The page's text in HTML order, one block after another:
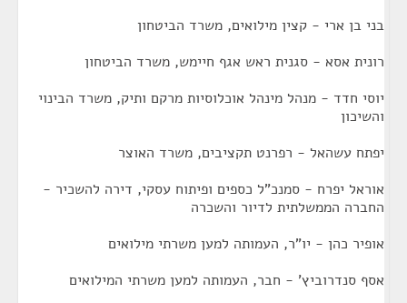
בני בן ארי - קצין מילואים, משרד הביטחון
רונית אסא - סגנית ראש אגף חיימש, משרד הביטחון
יוסי חדד - מנהל מינהל אוכלוסיות מרקם ותיק, משרד הבינוי
והשיכון
יפתח עשהאל - רפרנט תקציבים, משרד האוצר
אוראל יפרח - סמנכ"ל כספים ופיתוח עסקי, דירה להשכיר -
החברה הממשלתית לדיור והשכרה
אופיר כהן - יו"ר, העמותה למען משרתי מילואים
אסף סנדרוביץ' - חבר, העמותה למען משרתי המילואים